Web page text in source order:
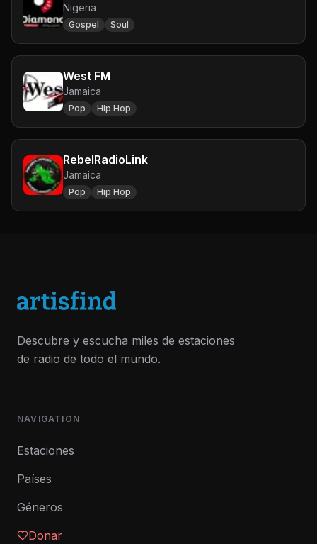
Nigeria
Gospel Soul
West FM
Jamaica
Pop Hip Hop
RebelRadioLink
Jamaica
Pop Hip Hop
Descubre y escucha miles de estaciones
de radio de todo el mundo.
NAVIGATION
Estaciones
Países
Géneros
Donar